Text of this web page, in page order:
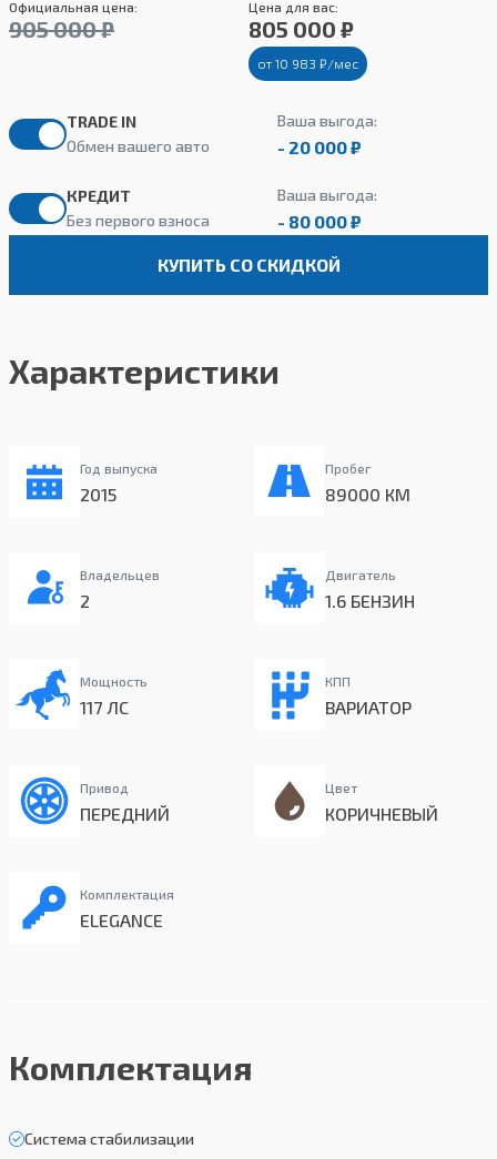
Официальная цена:
905 000 ₽
Цена для вас:
805 000 ₽
от 10 983 ₽/мес
TRADE IN
Обмен вашего авто
Ваша выгода:
- 20 000 ₽
КРЕДИТ
Без первого взноса
Ваша выгода:
- 80 000 ₽
КУПИТЬ СО СКИДКОЙ
Характеристики
Год выпуска
2015
Пробег
89000 КМ
Владельцев
2
Двигатель
1.6 БЕНЗИН
Мощность
117 ЛС
КПП
ВАРИАТОР
Привод
ПЕРЕДНИЙ
Цвет
КОРИЧНЕВЫЙ
Комплектация
ELEGANCE
Комплектация
Система стабилизации